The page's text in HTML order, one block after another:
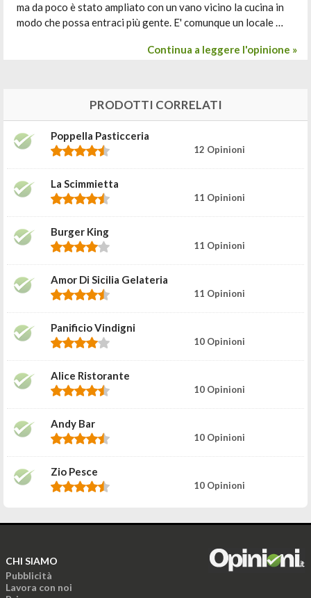
ma da poco è stato ampliato con un vano vicino la cucina in
modo che possa entraci più gente. E' comunque un locale …
Continua a leggere l'opinione »
PRODOTTI CORRELATI
Poppella Pasticceria
12 Opinioni
La Scimmietta
11 Opinioni
Burger King
11 Opinioni
Amor Di Sicilia Gelateria
11 Opinioni
Panificio Vindigni
10 Opinioni
Alice Ristorante
10 Opinioni
Andy Bar
10 Opinioni
Zio Pesce
10 Opinioni
CHI SIAMO
Pubblicità
Lavora con noi